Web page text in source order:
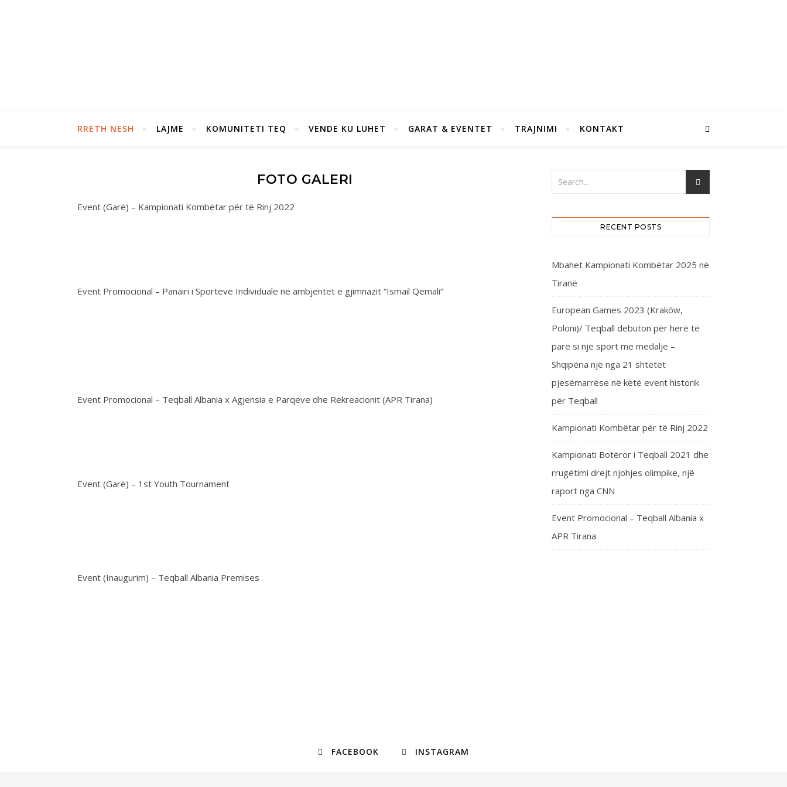
RRETH NESH LAJME KOMUNITETI TEQ VENDE KU LUHET GARAT & EVENTET TRAJNIMI KONTAKT
FOTO GALERI
Event (Garë) – Kampionati Kombëtar për të Rinj 2022
Event Promocional – Panairi i Sporteve Individuale në ambjentet e gjimnazit “Ismail Qemali”
Event Promocional – Teqball Albania x Agjensia e Parqeve dhe Rekreacionit (APR Tirana)
Event (Garë) – 1st Youth Tournament
Event (Inaugurim) – Teqball Albania Premises
RECENT POSTS
Mbahet Kampionati Kombëtar 2025 në
Tiranë
European Games 2023 (Kraków,
Poloni)/ Teqball debuton për herë të
parë si një sport me medalje –
Shqipëria një nga 21 shtetet
pjesëmarrëse në këtë event historik
për Teqball
Kampionati Kombëtar për të Rinj 2022
Kampionati Botëror i Teqball 2021 dhe
rrugëtimi drejt njohjes olimpike, një
raport nga CNN
Event Promocional – Teqball Albania x
APR Tirana
FACEBOOK INSTAGRAM